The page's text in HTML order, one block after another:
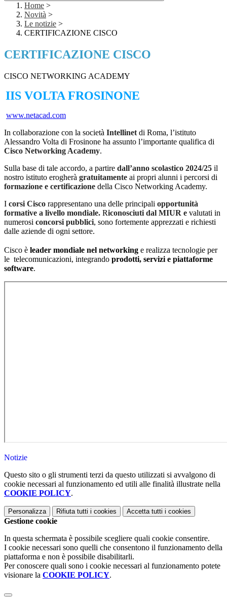
Home >
Novità >
Le notizie >
CERTIFICAZIONE CISCO
CERTIFICAZIONE CISCO
CISCO NETWORKING ACADEMY
IIS VOLTA FROSINONE
www.netacad.com
In collaborazione con la società Intellinet di Roma, l’istituto
Alessandro Volta di Frosinone ha assunto l’importante qualifica di
Cisco Networking Academy.
Sulla base di tale accordo, a partire dall’anno scolastico 2024/25 il
nostro istituto erogherà gratuitamente ai propri alunni i percorsi di
formazione e certificazione della Cisco Networking Academy.
I corsi Cisco rappresentano una delle principali opportunità
formative a livello mondiale. Riconosciuti dal MIUR e valutati in
numerosi concorsi pubblici, sono fortemente apprezzati e richiesti
dalle aziende di ogni settore.
Cisco è leader mondiale nel networking e realizza tecnologie per
le telecomunicazioni, integrando prodotti, servizi e piattaforme
software.
Notizie
Questo sito o gli strumenti terzi da questo utilizzati si avvalgono di
cookie necessari al funzionamento ed utili alle finalità illustrate nella
COOKIE POLICY.
Personalizza Rifiuta tutti i cookies Accetta tutti i cookies
Gestione cookie
In questa schermata è possibile scegliere quali cookie consentire.
I cookie necessari sono quelli che consentono il funzionamento della
piattaforma e non è possibile disabilitarli.
Per conoscere quali sono i cookie necessari al funzionamento potete
visionare la COOKIE POLICY.